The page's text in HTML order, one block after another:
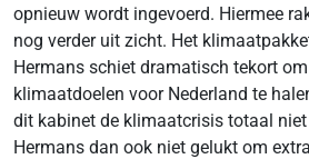
opnieuw wordt ingevoerd. Hiermee
nog verder uit zicht. Het
Hermans schiet dramatisch tekort
klimaatdoelen voor Nederland te
dit kabinet de klimaatcrisis totaal
Hermans dan ook niet gelukt om